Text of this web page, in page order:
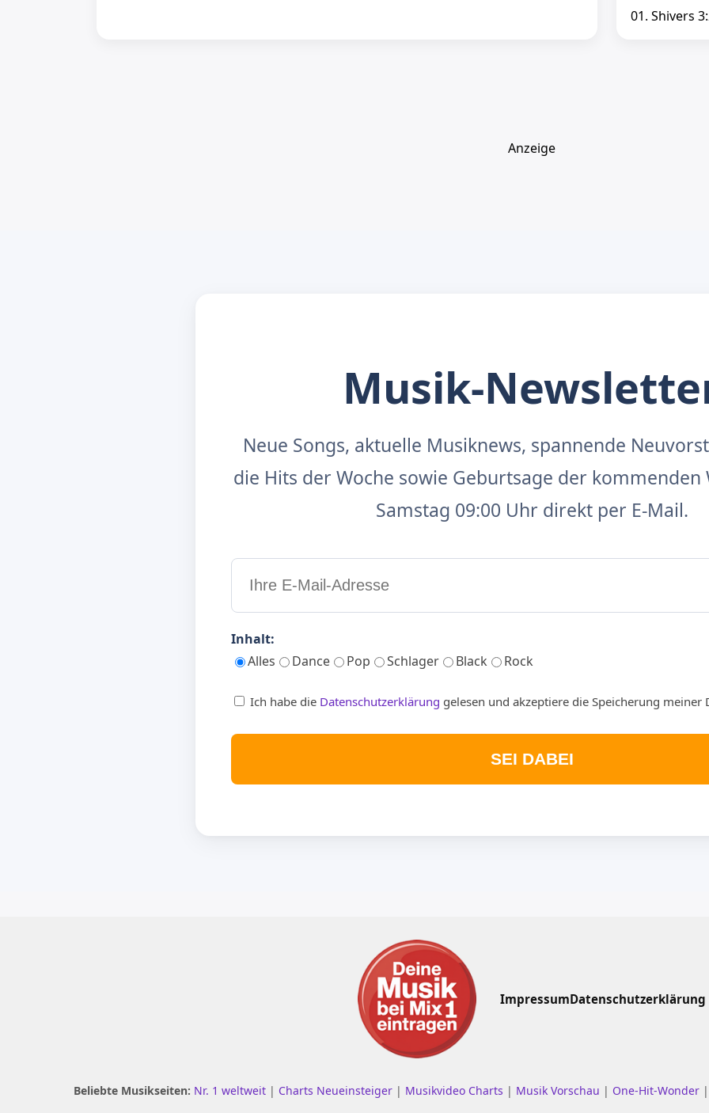
01. Shivers
Anzeige
Musik-
Neue Songs, aktuelle Musiknews, spannende
die Hits der Woche sowie Geburtsage der kommenden
Samstag 09:00 Uhr direkt per E-Mail.
Inhalt:
Alles
Dance Pop Schlager Black Rock
Ich habe die Datenschutzerklärung gelesen und akzeptiere die Speicherung meiner
SEI DABEI
ImpressumDatenschutzerklärung
Beliebte Musikseiten: Nr. 1 weltweit | Charts Neueinsteiger | Musikvideo Charts | Musik Vorschau | One-Hit-Wonder